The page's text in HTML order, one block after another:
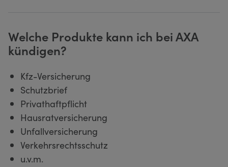
Welche Produkte kann ich bei AXA
kündigen?
Kfz-Versicherung
Schutzbrief
Privathaftpflicht
Hausratversicherung
Unfallversicherung
Verkehrsrechtsschutz
u.v.m.